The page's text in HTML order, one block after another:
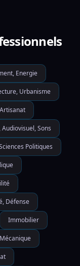
Energie
Urbanisme
Artisanat
Sons
Politiques
Défense
Immobilier